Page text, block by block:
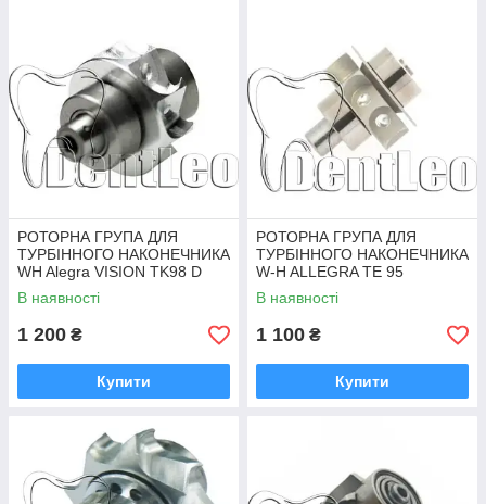
РОТОРНА ГРУПА ДЛЯ
ТУРБІННОГО НАКОНЕЧНИКА
WH Alegra VISION TK98 D
LED
В наявності
1 200 ₴
Купити
РОТОРНА ГРУПА ДЛЯ
ТУРБІННОГО НАКОНЕЧНИКА
W-H ALLEGRA TE 95
В наявності
1 100 ₴
Купити